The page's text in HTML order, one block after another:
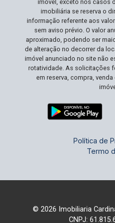
personalização
sua empresa. Não Perca Esta Oportunidade
Propriedades como
tal infraestrutura, são
Este é o momento ideal
expandir sua empresa
crescimento e
próximo capítulo de
imóvel, exceto nos casos
imobiliária se reserva o
informação referente aos
sem aviso prévio. O valor
aproximado, podendo ser
de alteração no decorrer da
imóvel anunciado no site não
rotatividade. As solicitações
em reserva, compra,
Política de
Termo
© 2026 Imobiliaria
CNPJ: